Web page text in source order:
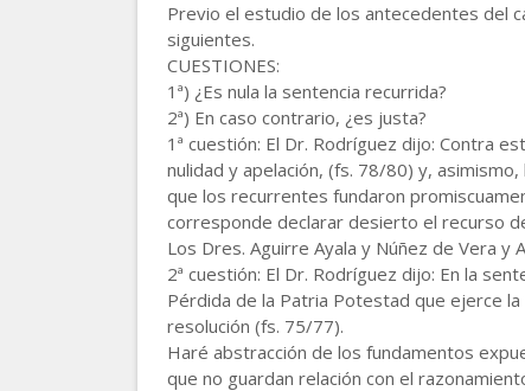
Previo el estudio de los antecedentes del
siguientes.
CUESTIONES:
1ª) ¿Es nula la sentencia recurrida?
2ª) En caso contrario, ¿es justa?
1ª cuestión: El Dr. Rodríguez dijo: Contra
nulidad y apelación, (fs. 78/80) y,
que los recurrentes fundaron
corresponde declarar desierto el recurso
Los Dres. Aguirre Ayala y Núñez de Vera
2ª cuestión: El Dr. Rodríguez dijo: En la
Pérdida de la Patria Potestad que ejerce la
resolución (fs. 75/77).
Haré abstracción de los fundamentos
que no guardan relación con el